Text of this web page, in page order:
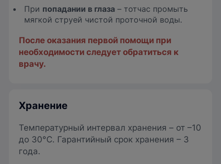
При попадании в глаза – тотчас промыть
мягкой струей чистой проточной воды.
После оказания первой помощи при
необходимости следует обратиться к
врачу.
Хранение
Температурный интервал хранения – от –10
до 30°С. Гарантийный срок хранения – 3
года.